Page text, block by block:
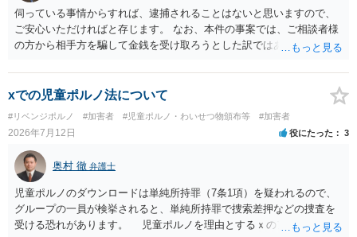
伺っている事情からすれば、逮捕されることはないと思いますので、
ご安心いただければと存じます。 なお、本件の事案では、ご相談者様
の方から相手方を騙して金銭を受け取ろうとした訳ではありませんの
xでの児童ポルノ法について
#リベンジポルノ #加害者 #児童ポルノ・わいせつ物頒布等 #加害者
2026年7月12日 役にたった 3
奥村 徹 弁護士
児童ポルノのダウンロードは単純所持罪（7条1項）を疑われるので、
グループの一員が検挙されると、単純所持罪で捜索差押などの捜査を
受ける恐れがあります。 児童ポルノを理由とするｘのアカウント凍